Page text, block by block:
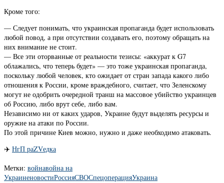
Кроме того:
— Следует понимать, что украинская пропаганда будет использовать
любой повод, а при отсутствии создавать его, поэтому обращать на
них внимание не стоит.
— Все эти оторванные от реальности тезисы: «аккурат к G7
облажались, что теперь будет» — это тоже украинская пропаганда,
поскольку любой человек, кто ожидает от стран запада какого либо
отношения к России, кроме враждебного, считает, что Зеленскому
могут не одобрить очередной транш на массовое убийство украинцев
об Россию, либо врут себе, либо вам.
Независимо ни от каких ударов, Украине будут выделять ресурсы и
оружие на атаки по России.
По этой причине Киев можно, нужно и даже необходимо атаковать.
✈️ НгП раZVедка
Метки: войнавойна на
УкраиненовостиРоссияСВОСпецоперацияУкраина